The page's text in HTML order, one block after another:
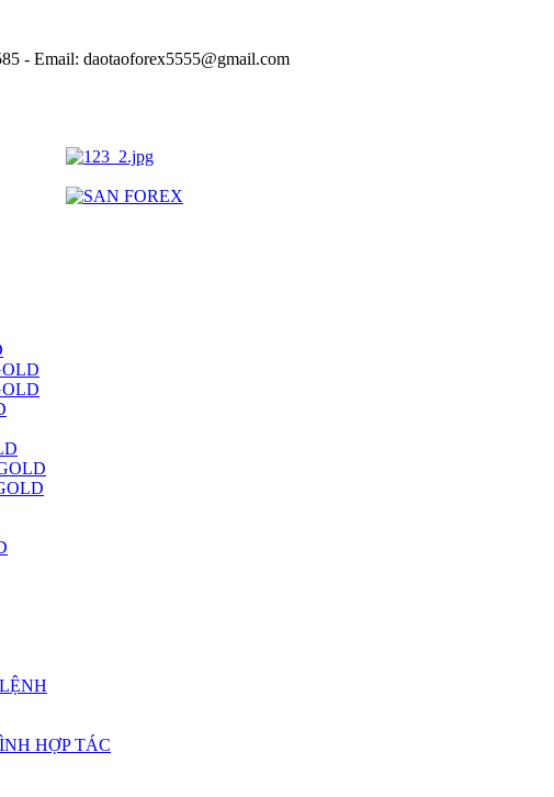
- Email: daotaoforex5555@gmail.com
HỢP TÁC